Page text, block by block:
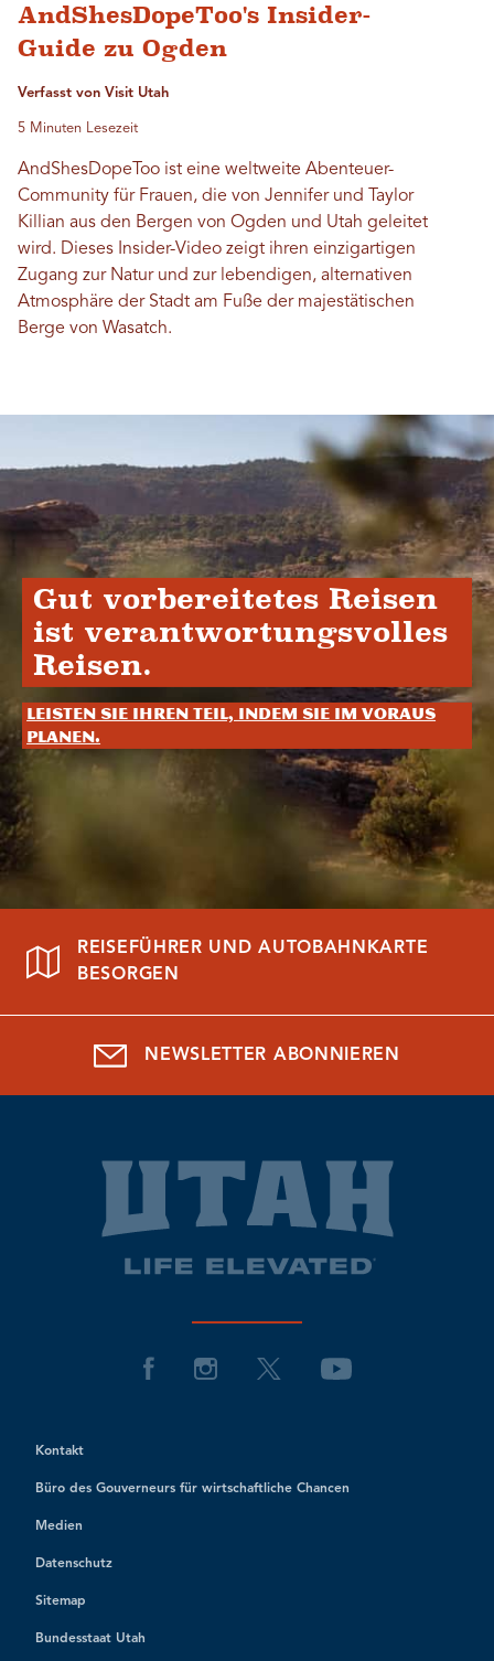
AndShesDopeToo's Insider-
Guide zu Ogden
Verfasst von Visit Utah
5 Minuten Lesezeit
AndShesDopeToo ist eine weltweite Abenteuer-
Community für Frauen, die von Jennifer und Taylor
Killian aus den Bergen von Ogden und Utah geleitet
wird. Dieses Insider-Video zeigt ihren einzigartigen
Zugang zur Natur und zur lebendigen, alternativen
Atmosphäre der Stadt am Fuße der majestätischen
Berge von Wasatch.
Gut vorbereitetes Reisen
ist verantwortungsvolles
Reisen.
Leisten Sie Ihren Teil, indem Sie im Voraus
planen.
REISEFÜHRER UND AUTOBAHNKARTE
BESORGEN
NEWSLETTER ABONNIEREN
Kontakt
Büro des Gouverneurs für wirtschaftliche Chancen
Medien
Datenschutz
Sitemap
Bundesstaat Utah